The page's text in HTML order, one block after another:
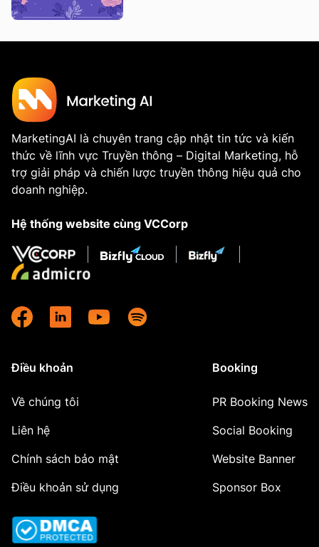
MarketingAI là chuyên trang cập nhật tin tức và kiến
thức về lĩnh vực Truyền thông – Digital Marketing, hỗ
trợ giải pháp và chiến lược truyền thông hiệu quả cho
doanh nghiệp.
Hệ thống website cùng VCCorp
Điều khoản
Về chúng tôi
Liên hệ
Chính sách bảo mật
Điều khoản sử dụng
Booking
PR Booking News
Social Booking
Website Banner
Sponsor Box